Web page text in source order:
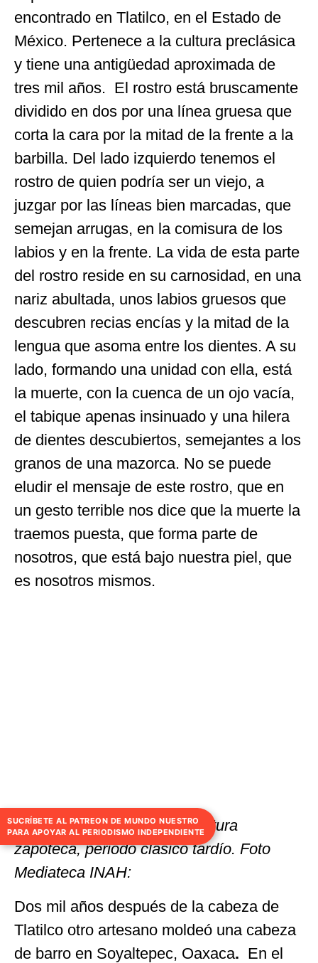
encontrado en Tlatilco, en el Estado de
México. Pertenece a la cultura preclásica
y tiene una antigüedad aproximada de
tres mil años. El rostro está bruscamente
dividido en dos por una línea gruesa que
corta la cara por la mitad de la frente a la
barbilla. Del lado izquierdo tenemos el
rostro de quien podría ser un viejo, a
juzgar por las líneas bien marcadas, que
semejan arrugas, en la comisura de los
labios y en la frente. La vida de esta parte
del rostro reside en su carnosidad, en una
nariz abultada, unos labios gruesos que
descubren recias encías y la mitad de la
lengua que asoma entre los dientes. A su
lado, formando una unidad con ella, está
la muerte, con la cuenca de un ojo vacía,
el tabique apenas insinuado y una hilera
de dientes descubiertos, semejantes a los
granos de una mazorca. No se puede
eludir el mensaje de este rostro, que en
un gesto terrible nos dice que la muerte la
traemos puesta, que forma parte de
nosotros, que está bajo nuestra piel, que
es nosotros mismos.
Cabeza de La Dualidad / Cultura
zapoteca, periodo clásico tardío. Foto
Mediateca INAH:
Dos mil años después de la cabeza de
Tlatilco otro artesano moldeó una cabeza
de barro en Soyaltepec, Oaxaca. En el
SUCRÍBETE AL PATREON DE MUNDO NUESTRO
PARA APOYAR AL PERIODISMO INDEPENDIENTE